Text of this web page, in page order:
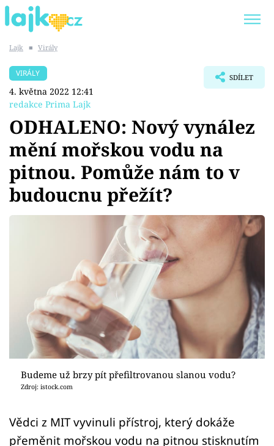
SHOPAHOLICADEL
Témata
Showbyznys
Youtubeři
Sex a vztahy
Videa
Sledujte prima+
Přihlášení
Sledujte nás
Lajk ■ Virály
VIRÁLY
4. května 2022 12:41
redakce Prima Lajk
SDÍLET
ODHALENO: Nový vynález
mění mořskou vodu na
pitnou. Pomůže nám to v
budoucnu přežít?
Budeme už brzy pít přefiltrovanou slanou vodu?
Zdroj: istock.com
Vědci z MIT vyvinuli přístroj, který dokáže
přeměnit mořskou vodu na pitnou stisknutím